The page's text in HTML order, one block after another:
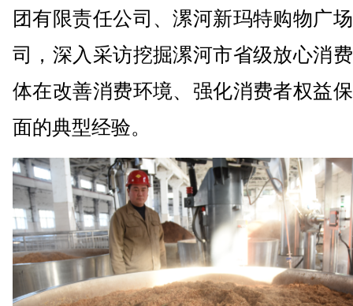
团有限责任公司、漯河新玛特购物广
司，深入采访挖掘漯河市省级放心消
体在改善消费环境、强化消费者权益
面的典型经验。